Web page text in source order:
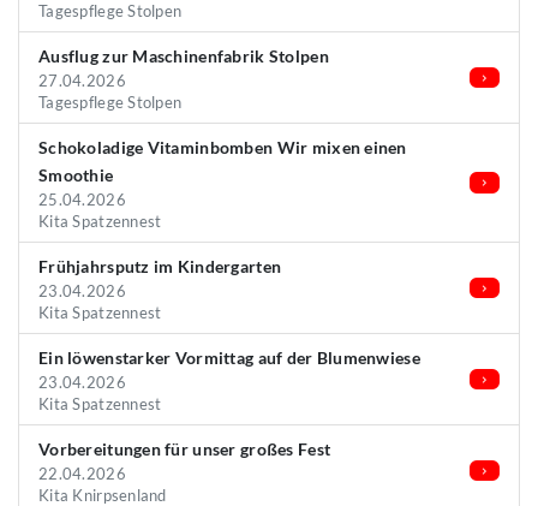
Tagespflege Stolpen
Ausflug zur Maschinenfabrik Stolpen
27.04.2026
Tagespflege Stolpen
Schokoladige Vitaminbomben Wir mixen einen
Smoothie
25.04.2026
Kita Spatzennest
Frühjahrsputz im Kindergarten
23.04.2026
Kita Spatzennest
Ein löwenstarker Vormittag auf der Blumenwiese
23.04.2026
Kita Spatzennest
Vorbereitungen für unser großes Fest
22.04.2026
Kita Knirpsenland